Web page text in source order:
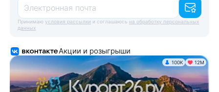
Электронная почта
Принимаю условия рассылки и соглашаюсь на обработку персональных
данных
Акции и розыгрыши
100K 12М